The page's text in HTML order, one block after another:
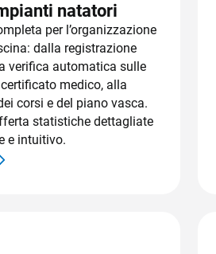
natatori
per l’organizzazione
dalla registrazione
verifica automatica sulle
medico, alla
corsi e del piano vasca.
statistiche dettagliate
e intuitivo.